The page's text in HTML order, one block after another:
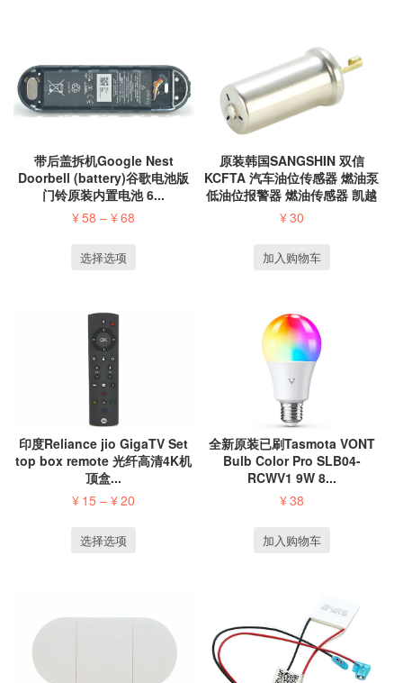
带后盖拆机Google Nest
Doorbell (battery)谷歌电池版
门铃原装内置电池 6...
¥58 –¥68
选择选项
原装韩国SANGSHIN 双信
KCFTA 汽车油位传感器 燃油泵
低油位报警器 燃油传感器 凯越
NTC...
¥30
加入购物车
印度Reliance jio GigaTV Set
top box remote 光纤高清4K机
顶盒...
¥ 15 –¥20
选择选项
全新原装已刷Tasmota VONT
Bulb Color Pro SLB04-
RCWV1 9W 8...
¥38
加入购物车